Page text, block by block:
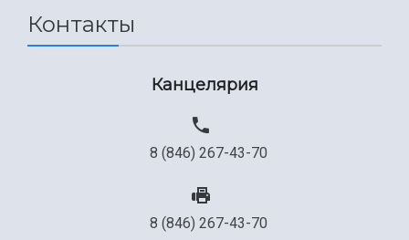
Контакты
Канцелярия
8 (846) 267-43-70
8 (846) 267-43-70